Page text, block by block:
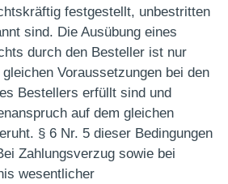
festgestellt, unbestritten
sind. Die Ausübung eines
durch den Besteller ist nur
Voraussetzungen bei den
Bestellers erfüllt sind und
auf dem gleichen
§ 6 Nr. 5 dieser Bedingungen
Zahlungsverzug sowie bei
wesentlicher